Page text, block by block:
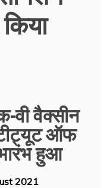
वी वैक्सीन
ऑफ
हुआ
2021